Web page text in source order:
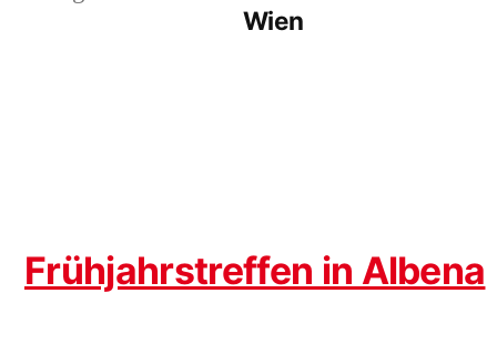
Wien
Frühjahrstreffen in Albena